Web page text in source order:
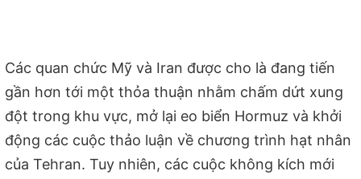
Các quan chức Mỹ và Iran được cho là đang tiến
gần hơn tới một thỏa thuận nhằm chấm dứt xung
đột trong khu vực, mở lại eo biển Hormuz và khởi
động các cuộc thảo luận về chương trình hạt nhân
của Tehran. Tuy nhiên, các cuộc không kích mới